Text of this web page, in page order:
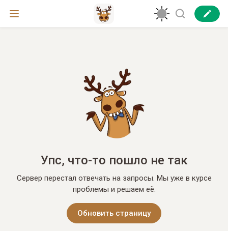
Упс, что-то пошло не так
Сервер перестал отвечать на запросы. Мы уже в курсе
проблемы и решаем её.
Обновить страницу